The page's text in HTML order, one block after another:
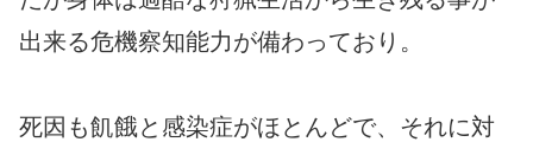
出来る危機察知能力が備わっており。
死因も飢餓と感染症がほとんどで、それに対